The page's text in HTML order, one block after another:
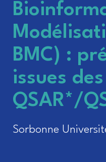
BMC) :
issues
QSAR*/
Sorbonne